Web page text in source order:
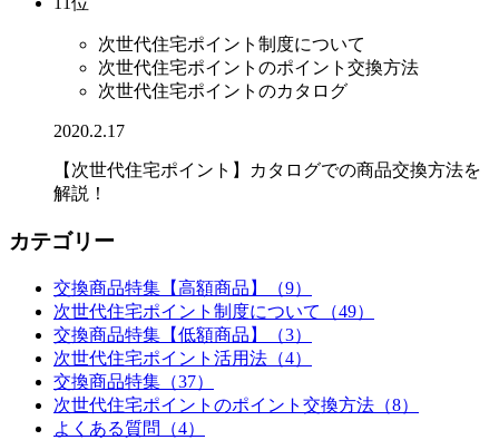
次世代住宅ポイント制度について
次世代住宅ポイントのポイント交換方法
次世代住宅ポイントのカタログ
2020.2.17
【次世代住宅ポイント】カタログでの商品交換方法を
解説！
カテゴリー
交換商品特集【高額商品】（9）
次世代住宅ポイント制度について（49）
交換商品特集【低額商品】（3）
次世代住宅ポイント活用法（4）
交換商品特集（37）
次世代住宅ポイントのポイント交換方法（8）
よくある質問（4）